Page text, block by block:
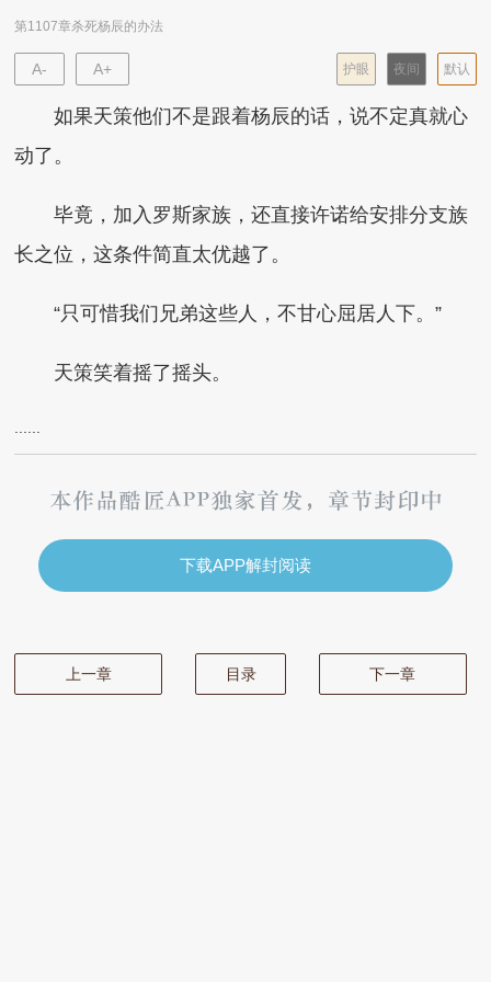
第1107章杀死杨辰的办法
A- A+ 默认
夜间
护眼
如果天策他们不是跟着杨辰的话，说不定真就心
动了。
毕竟，加入罗斯家族，还直接许诺给安排分支族
长之位，这条件简直太优越了。
“只可惜我们兄弟这些人，不甘心屈居人下。”
天策笑着摇了摇头。
下载APP解封阅读
上一章 目录 下一章